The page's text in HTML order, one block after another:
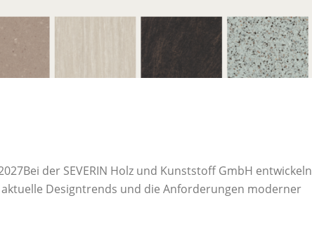
der SEVERIN Holz und Kunststoff GmbH entwickeln
Designtrends und die Anforderungen moderner